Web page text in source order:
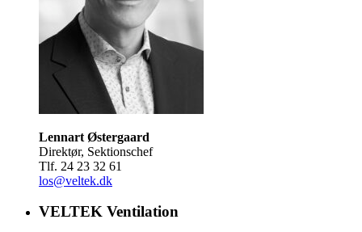
Lennart Østergaard
Direktør, Sektionschef
Tlf. 24 23 32 61
los@veltek.dk
VELTEK Ventilation